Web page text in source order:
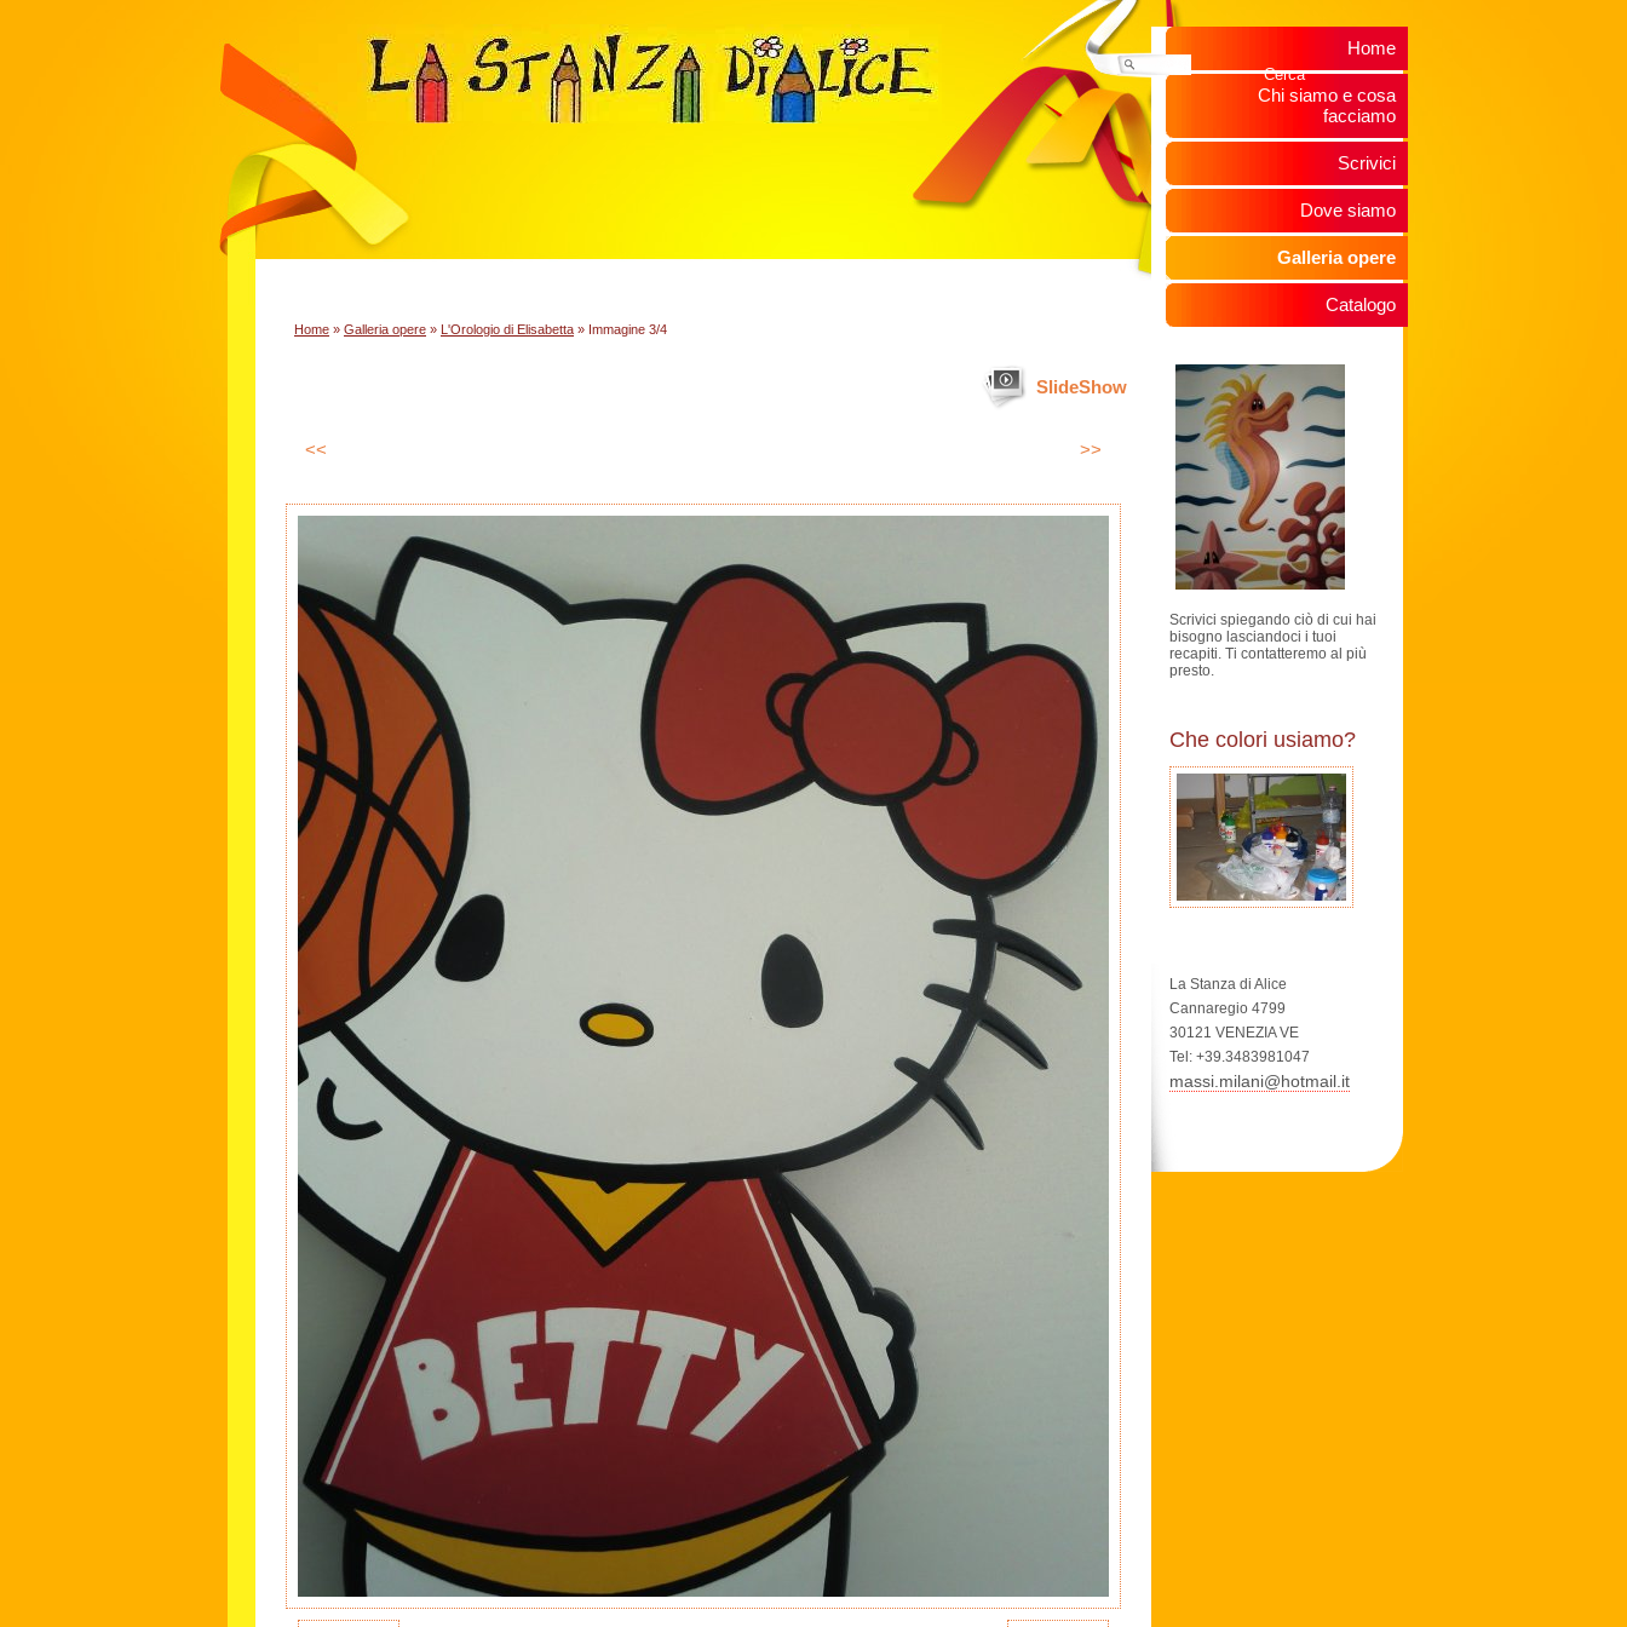
Home » Galleria opere » L'Orologio di Elisabetta » Immagine 3/4
SlideShow
<< >>
Home
Chi siamo e cosa
facciamo
Scrivici
Dove siamo
Galleria opere
Catalogo
Scrivici spiegando ciò di cui hai
bisogno lasciandoci i tuoi
recapiti. Ti contatteremo al più
presto.
Che colori usiamo?
La Stanza di Alice
Cannaregio 4799
30121 VENEZIA VE
Tel: +39.3483981047
massi.milani@hotmail.it